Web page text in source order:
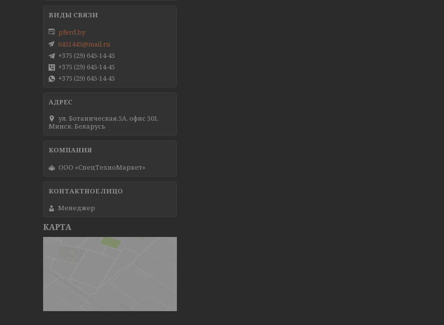
pferd.by
6451445@mail.ru
+375 (29) 645-14-45
+375 (29) 645-14-45
+375 (29) 645-14-45
ул. Ботаническая,5А, офис 501,
Минск, Беларусь
ООО «СпецТехноМаркет»
Менеджер
КАРТА